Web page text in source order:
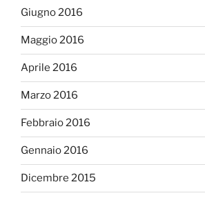
Giugno 2016
Maggio 2016
Aprile 2016
Marzo 2016
Febbraio 2016
Gennaio 2016
Dicembre 2015